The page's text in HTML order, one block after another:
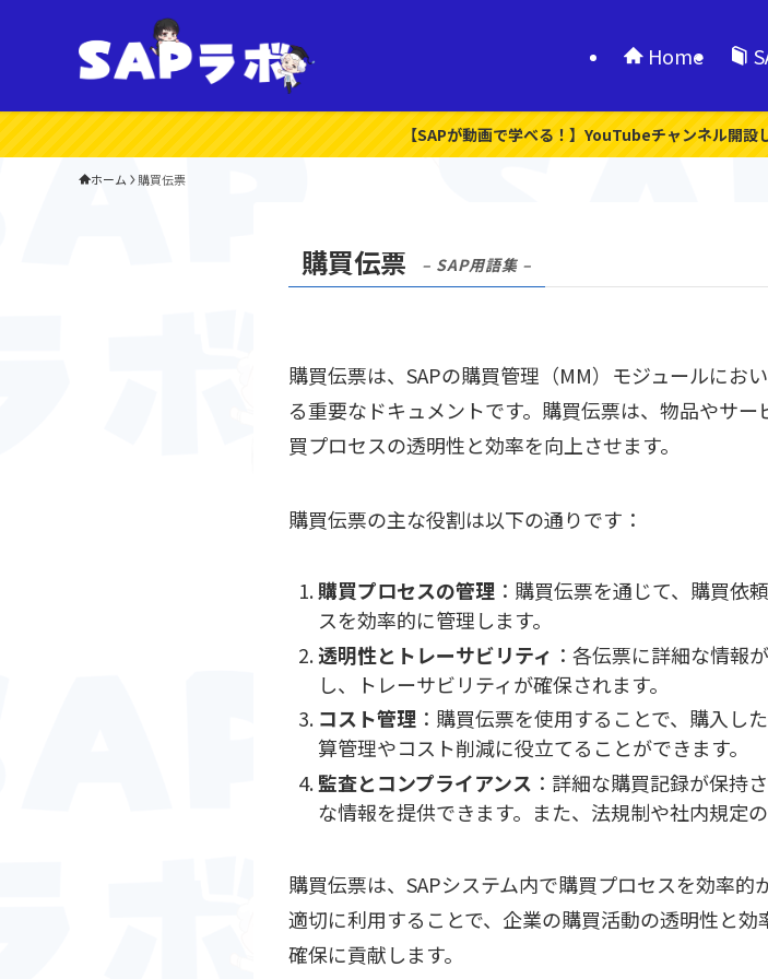
Home
【SAPが動画で学べる！】YouTubeチャンネル開設
ホーム 購買伝票
購買伝票 – SAP用語集 –
購買伝票は、SAPの購買管理（MM）モジュールにお
る重要なドキュメントです。購買伝票は、物品やサ
買プロセスの透明性と効率を向上させます。
購買伝票の主な役割は以下の通りです：
購買プロセスの管理 ：購買伝票を通じて、購買依
スを効率的に管理します。
透明性とトレーサビリティ ：各伝票に詳細な情報
し、トレーサビリティが確保されます。
コスト管理 ：購買伝票を使用することで、購入し
算管理やコスト削減に役立てることができます。
監査とコンプライアンス ：詳細な購買記録が保持
な情報を提供できます。また、法規制や社内規定
購買伝票は、SAPシステム内で購買プロセスを効率的
適切に利用することで、企業の購買活動の透明性と
確保に貢献します。